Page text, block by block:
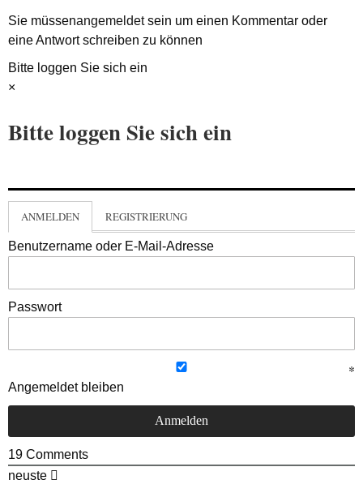
Sie müssenangemeldetsein um einen Kommentar oder
eine Antwort schreiben zu können
Bitte loggen Sie sich ein
×
Bitte loggen Sie sich ein
ANMELDEN REGISTRIERUNG
Benutzername oder E-Mail-Adresse
Passwort
Angemeldet bleiben
19 Comments
neuste